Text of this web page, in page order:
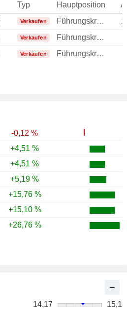
-0,12 %
+4,51 %
+4,51 %
+5,19 %
+15,76 %
+15,10 %
+26,76 %
14,17
15,1
Typ Hauptposition
Verkaufen Führungskraft / leitender Angestellter
Verkaufen Führungskraft / leitender Angestellter
Verkaufen Führungskraft / leitender Angestellter